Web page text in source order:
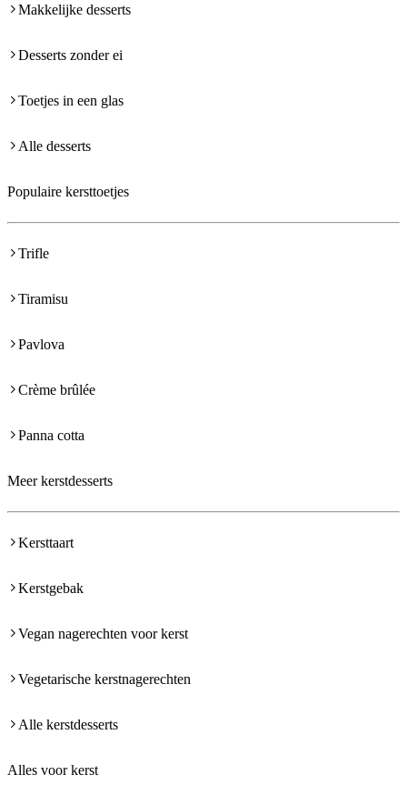
Makkelijke desserts
Desserts zonder ei
Toetjes in een glas
Alle desserts
Populaire kersttoetjes
Trifle
Tiramisu
Pavlova
Crème brûlée
Panna cotta
Meer kerstdesserts
Kersttaart
Kerstgebak
Vegan nagerechten voor kerst
Vegetarische kerstnagerechten
Alle kerstdesserts
Alles voor kerst